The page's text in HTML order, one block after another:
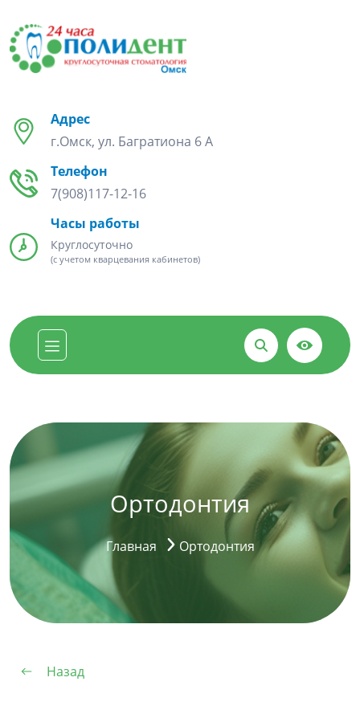
Адрес
г.Омск, ул. Багратиона 6 А
Телефон
7(908)117-12-16
Часы работы
Круглосуточно
(с учетом кварцевания кабинетов)
Ортодонтия
Главная Ортодонтия
Назад